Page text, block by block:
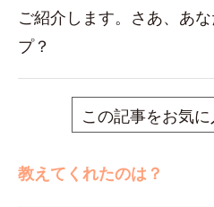
ご紹介します。さあ、あ
プ？
この記事をお気
教えてくれたのは？